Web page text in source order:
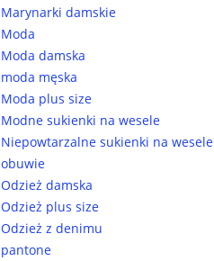
Marynarki damskie
Moda
Moda damska
moda męska
Moda plus size
Modne sukienki na wesele
Niepowtarzalne sukienki na wesele
obuwie
Odzież damska
Odzież plus size
Odzież z denimu
pantone